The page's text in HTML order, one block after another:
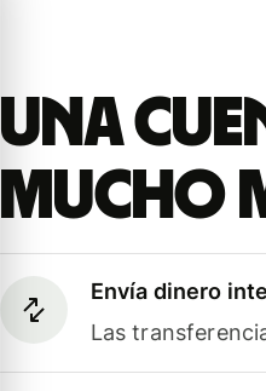
Una
mucho
Envía dinero
Las